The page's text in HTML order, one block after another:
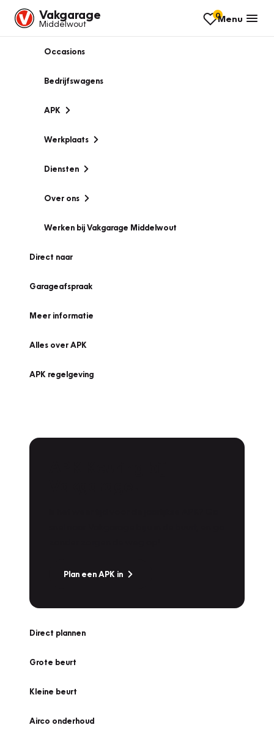
Vakgarage
Middelwout
0Menu
Occasions
Bedrijfswagens
APK
Werkplaats
Diensten
Over ons
Werken bij Vakgarage Middelwout
Direct naar
Garageafspraak
Meer informatie
Alles over APK
APK regelgeving
Plan een APK in
Direct plannen
Grote beurt
Kleine beurt
Airco onderhoud